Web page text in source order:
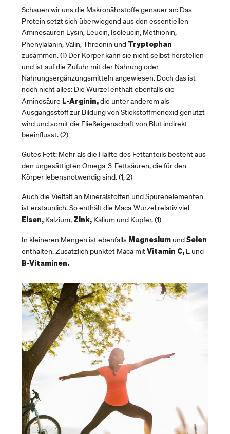
Schauen wir uns die Makronährstoffe genauer an: Das
Protein setzt sich überwiegend aus den essentiellen
Aminosäuren Lysin, Leucin, Isoleucin, Methionin,
Phenylalanin, Valin, Threonin und Tryptophan
zusammen. (1) Der Körper kann sie nicht selbst herstellen
und ist auf die Zufuhr mit der Nahrung oder
Nahrungsergänzungsmitteln angewiesen. Doch das ist
noch nicht alles: Die Wurzel enthält ebenfalls die
Aminosäure L-Arginin,die unter anderem als
Ausgangsstoff zur Bildung von Stickstoffmonoxid genutzt
wird und somit die Fließeigenschaft von Blut indirekt
beeinflusst. (2)
Gutes Fett: Mehr als die Hälfte des Fettanteils besteht aus
den ungesättigten Omega-3-Fettsäuren, die für den
Körper lebensnotwendig sind. (1, 2)
Auch die Vielfalt an Mineralstoffen und Spurenelementen
ist erstaunlich. So enthält die Maca-Wurzel relativ viel
Eisen, Kalzium, Zink, Kalium und Kupfer. (1)
In kleineren Mengen ist ebenfalls Magnesium undSelen
enthalten. Zusätzlich punktet Maca mitVitamin C, E und
B-Vitaminen.